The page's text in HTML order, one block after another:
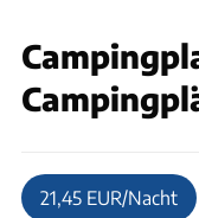
21,45 EUR/Nacht